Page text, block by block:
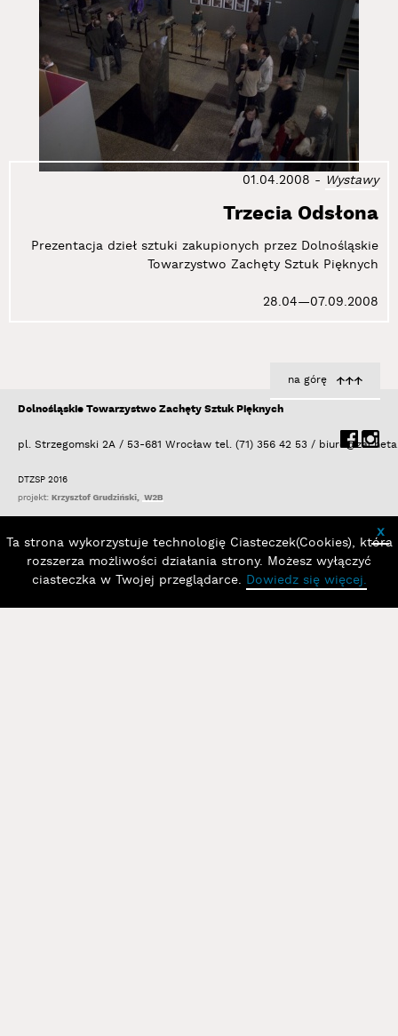
01.04.2008 - Wystawy
Trzecia Odsłona
Prezentacja dzieł sztuki zakupionych przez Dolnośląskie
Towarzystwo Zachęty Sztuk Pięknych
28.04—07.09.2008
Dolnośląskie Towarzystwo Zachęty Sztuk Pięknych
pl. Strzegomski 2A / 53-681 Wrocław tel. (71) 356 42 53 /
DTZSP 2016
na górę
x
Ta strona wykorzystuje technologię Ciasteczek(Cookies), która
rozszerza możliwości działania strony. Możesz wyłączyć
ciasteczka w Twojej przeglądarce. Dowiedz się więcej.